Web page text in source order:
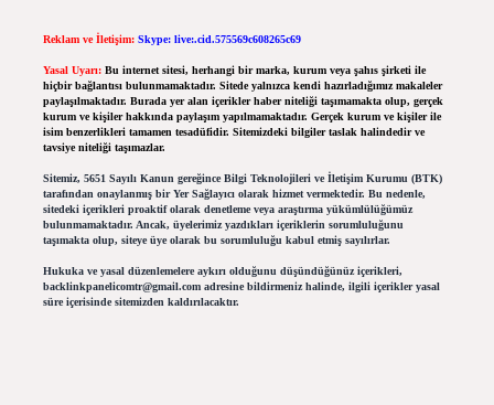
Reklam ve İletişim: Skype: live:.cid.575569c608265c69
Yasal Uyarı: Bu internet sitesi, herhangi bir marka, kurum veya şahıs şirketi ile
hiçbir bağlantısı bulunmamaktadır. Sitede yalnızca kendi hazırladığımız makaleler
paylaşılmaktadır. Burada yer alan içerikler haber niteliği taşımamakta olup, gerçek
kurum ve kişiler hakkında paylaşım yapılmamaktadır. Gerçek kurum ve kişiler ile
isim benzerlikleri tamamen tesadüfidir. Sitemizdeki bilgiler taslak halindedir ve
tavsiye niteliği taşımazlar.
Sitemiz, 5651 Sayılı Kanun gereğince Bilgi Teknolojileri ve İletişim Kurumu (BTK)
tarafından onaylanmış bir Yer Sağlayıcı olarak hizmet vermektedir. Bu nedenle,
sitedeki içerikleri proaktif olarak denetleme veya araştırma yükümlülüğümüz
bulunmamaktadır. Ancak, üyelerimiz yazdıkları içeriklerin sorumluluğunu
taşımakta olup, siteye üye olarak bu sorumluluğu kabul etmiş sayılırlar.
Hukuka ve yasal düzenlemelere aykırı olduğunu düşündüğünüz içerikleri,
backlinkpanelicomtr@gmail.comadresine bildirmeniz halinde, ilgili içerikler yasal
süre içerisinde sitemizden kaldırılacaktır.